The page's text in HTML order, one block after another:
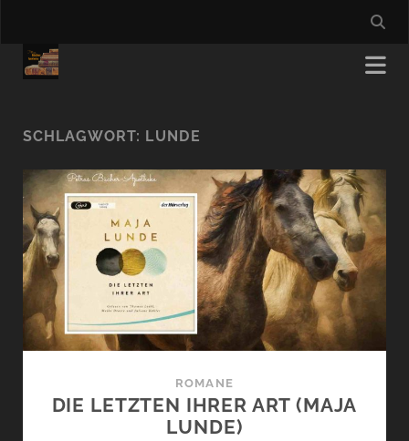
SCHLAGWORT: LUNDE
ROMANE
DIE LETZTEN IHRER ART (MAJA
LUNDE)